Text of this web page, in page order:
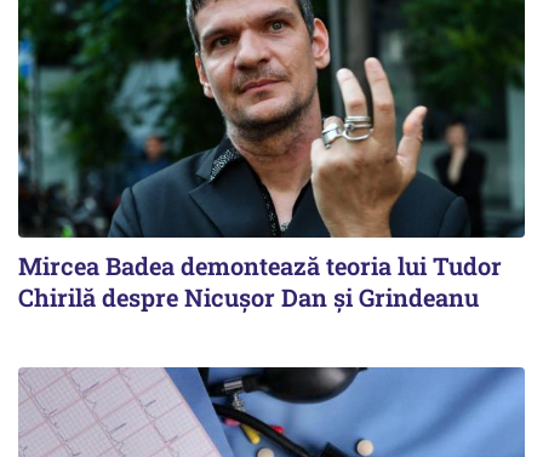
Mircea Badea demontează teoria lui Tudor
Chirilă despre Nicușor Dan și Grindeanu